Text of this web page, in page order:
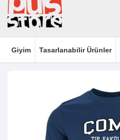
Giyim Tasarlanabilir Ürünler